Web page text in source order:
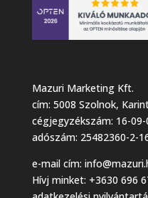
Mazuri Marketing Kft.
cím: 5008 Szolnok,
cégjegyzékszám: 16-09-
adószám: 25482360-2-
e-mail cím:
Hívj minket: +3630 696